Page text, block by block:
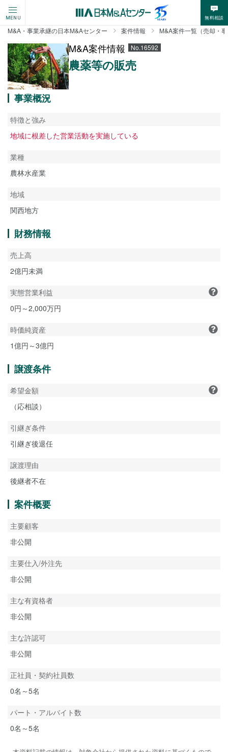
MENU 無料相談
M&A・事業承継の日本M&Aセンター 案件情報 M&A案件一覧（売却・
M&A案件情報 No.16592
農薬等の販売
事業概況
特徴と強み
地域に根差した営業活動を実施している
業種
農林水産業
地域
関西地方
財務情報
売上高
2億円未満
実態営業利益
0円～2,000万円
時価純資産
1億円～3億円
譲渡条件
希望金額
（応相談）
引継ぎ条件
引継ぎ後退任
譲渡理由
後継者不在
案件概要
主要顧客
非公開
主要仕入/外注先
非公開
主な有資格者
非公開
主な許認可
非公開
正社員・契約社員数
0名～5名
パート・アルバイト数
0名～5名